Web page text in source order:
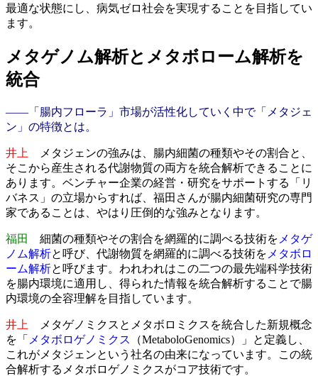
最適な状態にし、病気ゼロ社会を実現することを目指してい
ます。
メタゲノム解析とメタボローム解析を
統合
――「腸内フローラ」市場が活性化していく中で「メタジェ
ン」の特徴とは。
井上
メタジェンの強みは、腸内細菌の種類やその割合と、
そこから産生される代謝物質の両方を統合解析できることに
あります。ベンチャー企業の経営・研究をサポートする「リ
バネス」の立場からすれば、福田さんが腸内細菌研究の専門
家であることは、やはり圧倒的な強みとなります。
福田 細菌の種類やその割合を網羅的に調べる技術を メタゲ
ノム解析と呼び、代謝物質を網羅的に調べる技術を メタボロ
ーム解析と呼びます。われわれはこの二つの最先端科学技術
を腸内環境に適用し、得られた情報を統合解析することで腸
内環境の全容理解を目指しています。
井上
メタゲノミクスとメタボロミクスを統合した新規概念
を「 メタボロゲノミクス
（MetaboloGenomics）」と定義し、
これがメタジェンという社名の由来になっています。この統
合解析するメタボロゲノミクスがコア技術です。